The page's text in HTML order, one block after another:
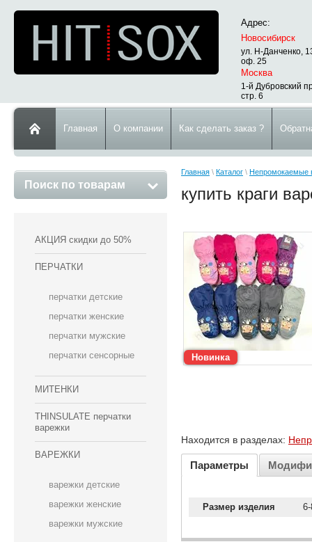
Адрес:
Новосибирск
ул. Н-Данченко,
оф. 25
Москва
1-й Дубровский
стр. 6
Главная О компании Как сделать заказ ?
Поиск по товарам
АКЦИЯ скидки до 50%
ПЕРЧАТКИ
перчатки детские
перчатки женские
перчатки мужские
перчатки сенсорные
МИТЕНКИ
THINSULATE перчатки
варежки
ВАРЕЖКИ
варежки детские
варежки женские
варежки мужские
Главная \ Каталог \ Непромокаемые
купить краги
Новинка
Находится в разделах:
Параметры
Размер изделия